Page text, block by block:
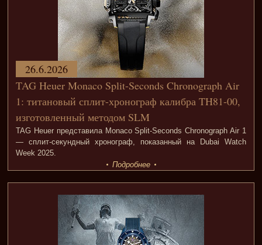
TAG Heuer Monaco Split-Seconds Chronograph Air
1: титановый сплит-хронограф калибра TH81-00,
изготовленный методом SLM
TAG Heuer представила Monaco Split-Seconds Chronograph Air 1
— сплит-секундный хронограф, показанный на Dubai Watch
Week 2025.
26.6.2026
Подробнее